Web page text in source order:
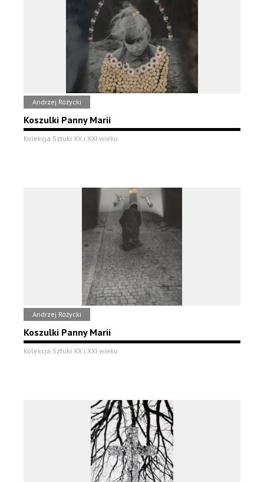
Andrzej Różycki
Koszulki Panny Marii
Kolekcja Sztuki XX i XXI wieku
Andrzej Różycki
Koszulki Panny Marii
Kolekcja Sztuki XX i XXI wieku